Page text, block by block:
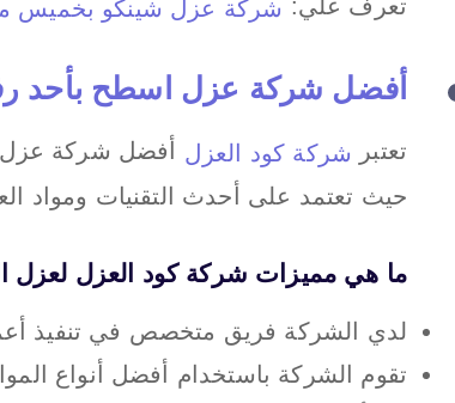
تعرف علي: شركة عزل شينكو بخميس
أفضل شركة عزل اسطح بأحد
تعتبر شركة كود العزل أفضل شركة عزل
حيث تعتمد على أحدث التقنيات ومواد
ما هي مميزات شركة كود العزل لعزل
لدي الشركة فريق متخصص في تنفيذ
تقوم الشركة باستخدام أفضل أنواع